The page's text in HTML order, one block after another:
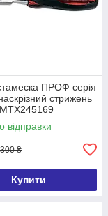
ПРОФ серія
стрижень
відправки
300 ₴
Купити